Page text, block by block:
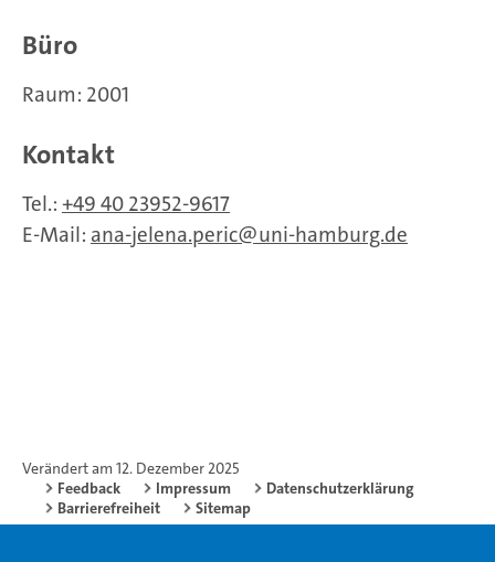
Büro
Raum: 2001
Kontakt
Tel.: +49 40 23952-9617
E-Mail: ana-jelena.peric uni-hamburg.de
Verändert am 12. Dezember 2025
Feedback
Impressum
Datenschutzerklärung
Barrierefreiheit
Sitemap